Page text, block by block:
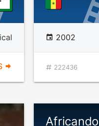
2002
222436